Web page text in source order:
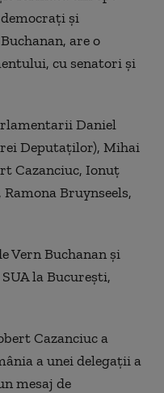
şi
are o
cu senatori şi
Daniel
Deputaţilor), Mihai
Cazanciuc, Ionuţ
Bruynseels,
Vern Buchanan şi
la Bucureşti,
Cazanciuc a
a unei delegaţii a
mesaj de